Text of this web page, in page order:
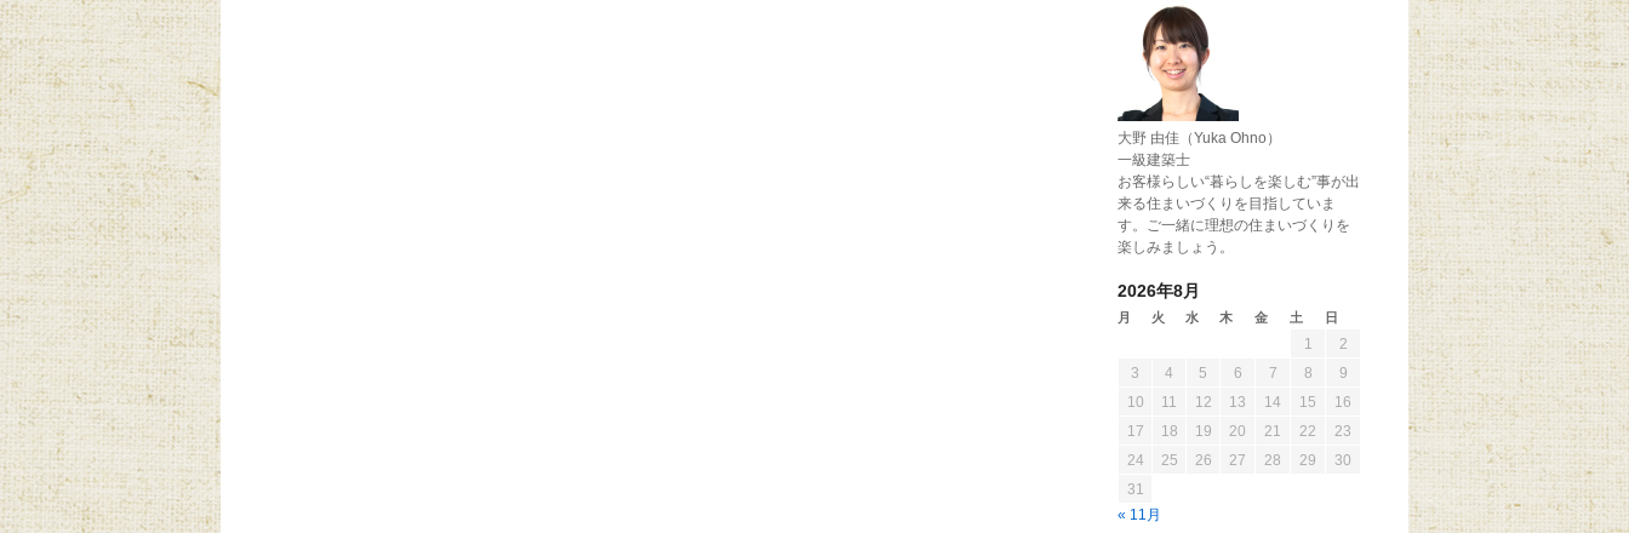
大野 由佳（Yuka Ohno）
一級建築士
お客様らしい“暮らしを楽しむ”事が出
来る住まいづくりを目指していま
す。ご一緒に理想の住まいづくりを
楽しみましょう。
2026年8月
月 火 水 木 金 土 日
« 11月
1
2
3
4 5 6 7 8
9
10
11 12 13 14 15
16
17
18 19 20 21 22
23
24
25 26 27 28 29
30
31